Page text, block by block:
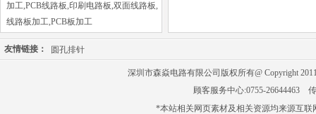
加工,PCB线路板,印刷电路板,双面线路板,
线路板加工,PCB板加工
友情链接： 圆孔排针
深圳市森焱电路有限公司版权所有@ Copyright
顾客服务中心:0755-26644463
*本站相关网页素材及相关资源均来源互